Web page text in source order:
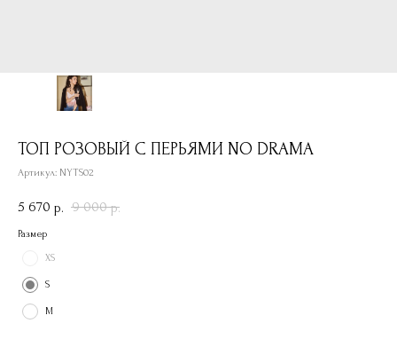
ТОП РОЗОВЫЙ С ПЕРЬЯМИ NO DRAMA
Артикул: NYTS02
5 670 р. 9 000 р.
Размер
XS
S
M